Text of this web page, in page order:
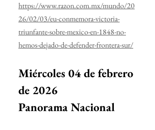
https://www.razon.com.mx/mundo/20
26/02/03/eu-conmemora-victoria-
triunfante-sobre-mexico-en-1848-no-
hemos-dejado-de-defender-frontera-sur/
Miércoles 04 de febrero
de 2026
Panorama Nacional